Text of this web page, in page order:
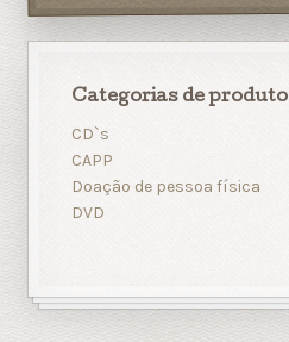
Categorias de produto
CD`s
CAPP
Doação de pessoa física
DVD